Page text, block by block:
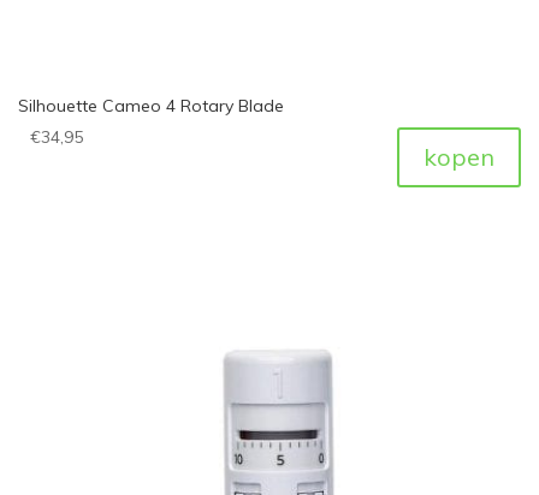
Silhouette Cameo 4 Rotary Blade
€34,95
kopen